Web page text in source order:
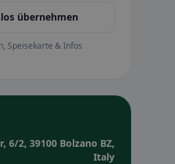
übernehmen
Speisekarte & Infos
6/2, 39100 Bolzano BZ,
Italy